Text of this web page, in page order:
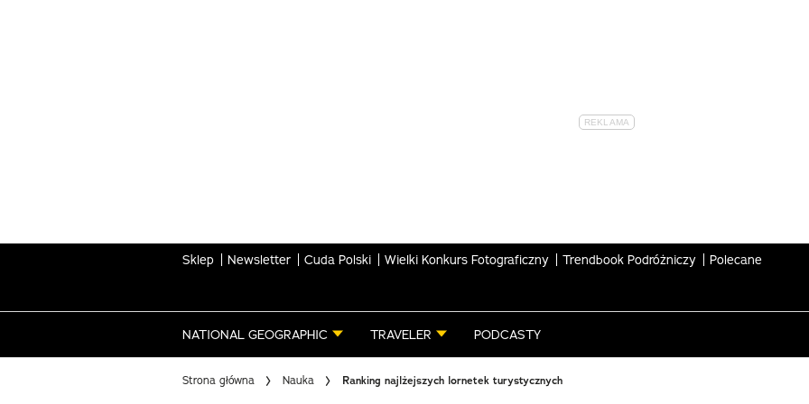
Sklep Newsletter Cuda Polski Wielki Konkurs Fotograficzny Trendbook Podróżniczy Polecane
NATIONAL GEOGRAPHIC TRAVELER PODCASTY
Strona główna Nauka Ranking najlżejszych lornetek turystycznych